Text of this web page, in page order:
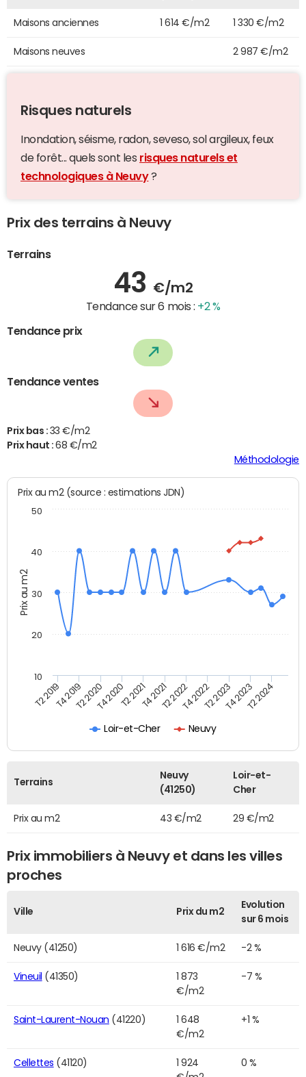
Maisons anciennes 1 614 €/m2 1 330 €/m2
Maisons neuves 2 987 €/m2
Risques naturels
Inondation, séisme, radon, seveso, sol argileux, feux
de forêt... quels sont les risques naturels et
technologiques à Neuvy?
Prix des terrains à Neuvy
Terrains
43 €/m2
Tendance sur 6 mois : +2 %
Tendance prix
Tendance ventes
Prix bas : 33 €/m2
Prix haut :68 €/m2
Méthodologie
Prix au m2
Prix au m2 (source : estimations JDN)
Loir-et-Cher Neuvy
T2 2019T4 2019T2 2020T4 2020T2 2021T4 2021T2 2022T4 2022T2 2023T4 2023T2 2024
20
30
40
10
50
Terrains
Neuvy
(41250)
Loir-et-
Cher
Prix au m2 43 €/m2 29 €/m2
Prix immobiliers à Neuvy et dans les villes
proches
Ville Prix du m2
Evolution
sur 6 mois
Neuvy (41250) 1 616 €/m2 -2 %
Vineuil (41350)
1 873
€/m2
-7 %
Saint-Laurent-Nouan (41220)
1 648
€/m2
+1 %
Cellettes (41120)
1 924
0 %